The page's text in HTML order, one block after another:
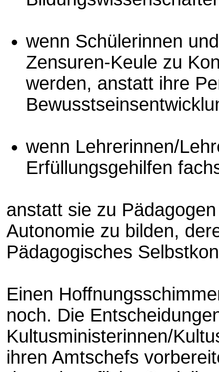
wenn Schülerinnen
Zensuren-Keule zu
werden, anstatt ihre
wenn Lehrerinnen/
Erfüllungsgehilfen
anstatt sie zu
Autonomie zu bilden,
Pädagogisches
Einen
noch. Die
Kultusministerinnen/
ihren Amtschefs